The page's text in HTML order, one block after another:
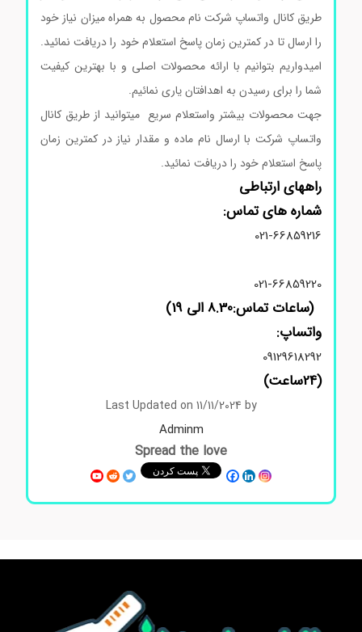
طریق کانال واتساپ شرکت نام محصول به همراه میزان نیاز خود
را ارسال تا در کمترین زمان پاسخ استعلام خود را دریافت نمائید.
امیدواریم بتوانیم با ارائه محصولات اصلی و با بهترین کیفیت
شما را برای رسیدن به اهدافتان یاری نمائیم.
جهت محصولات بیشتر واستعلام سریع میتوانید از طریق کانال
واتساپ شرکت با ارسال نام ماده و مقدار نیاز در کمترین زمان
پاسخ استعلام خود را دریافت نمائید.
راههای ارتباطی
شماره های تماس:
021-66859216
021-66859220
(ساعات تماس:8.30 الی 19)
واتساپ:
09129618292
Last Updated on 11/11/2024 by
Adminm
Spread the love